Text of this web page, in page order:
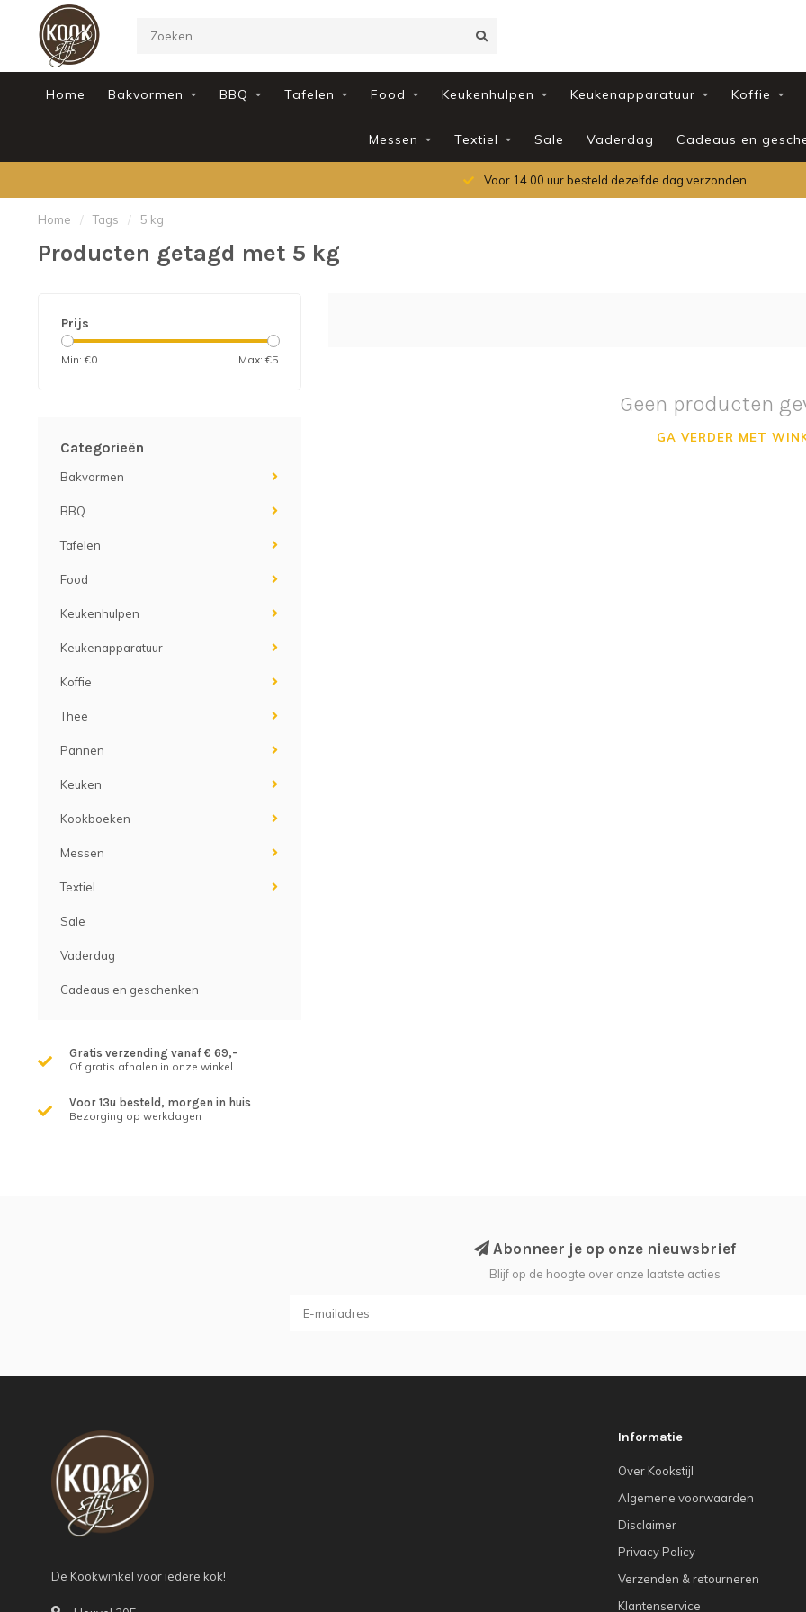
Home Bakvormen BBQ Tafelen Food Keukenhulpen Keukenapparatuur Koffie
Messen Textiel Sale Vaderdag Cadeaus en
Voor 14.00 uur besteld dezelfde dag verzonden
Home / Tags / 5 kg
Producten getagd met 5 kg
Prijs
Min: €0 Max: €5
Categorieën
Bakvormen
BBQ
Tafelen
Food
Keukenhulpen
Keukenapparatuur
Koffie
Thee
Pannen
Keuken
Kookboeken
Messen
Textiel
Sale
Vaderdag
Cadeaus en geschenken
Gratis verzending vanaf € 69,-
Of gratis afhalen in onze winkel
Voor 13u besteld, morgen in huis
Bezorging op werkdagen
Geen producten
GA VERDER MET
Abonneer je op onze nieuwsbrief
Blijf op de hoogte over onze laatste acties
De Kookwinkel voor iedere kok!
Informatie
Over Kookstijl
Algemene voorwaarden
Disclaimer
Privacy Policy
Verzenden & retourneren
Klantenservice